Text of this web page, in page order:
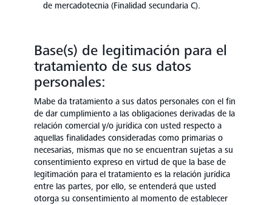
de mercadotecnia (Finalidad secundaria C).
Base(s) de legitimación para el
tratamiento de sus datos
personales:
Mabe da tratamiento a sus datos personales con el fin
de dar cumplimiento a las obligaciones derivadas de la
relación comercial y/o jurídica con usted respecto a
aquellas finalidades consideradas como primarias o
necesarias, mismas que no se encuentran sujetas a su
consentimiento expreso en virtud de que la base de
legitimación para el tratamiento es la relación jurídica
entre las partes, por ello, se entenderá que usted
otorga su consentimiento al momento de establecer